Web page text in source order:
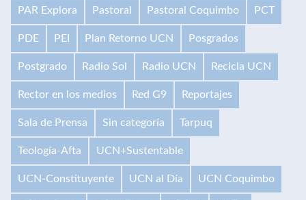
PAR Explora Pastoral Pastoral Coquimbo PCT
PDE PEI Plan Retorno UCN Posgrados
Postgrado Radio Sol Radio UCN Recicla UCN
Rector en los medios Red G9 Reportajes
Sala de Prensa Sin categoría Tarpuq
Teología-Afta UCN+Sustentable
UCN-Constituyente UCN al Día UCN Coquimbo